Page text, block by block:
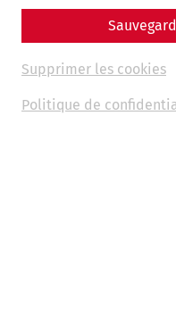
Supprimer les cookies
Politique de
hesitate to contact us by
booking team will be
solution for most